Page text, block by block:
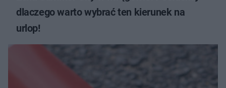
dlaczego warto wybrać ten kierunek na
urlop!